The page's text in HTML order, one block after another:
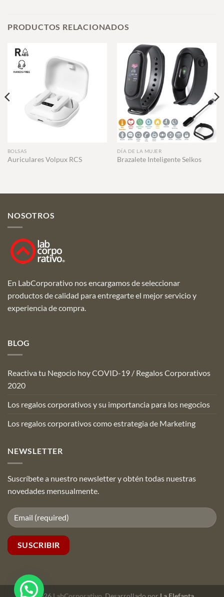
PRODUCTOS RELACIONADOS
BOLSAS
Auriculares Volpux RCS
DÍA DE LA MUJER
Brazalete Inteligente Selkos
NOSOTROS
En LabCorporativo nos encargamos de seleccionar
productos de calidad para entregarte el mejor servicio y
experiencia de compra.
BLOG
Reactiva tu Negocio hoy COVID-19 / Regalos Corporativos
2020
Los regalos corporativos y su importancia para los negocios
Los regalos corporativos como estrategia de Marketing
NEWSLETTER
Suscríbete a nuestro newsletter y obtén todas nuestras
novedades mensualmente.